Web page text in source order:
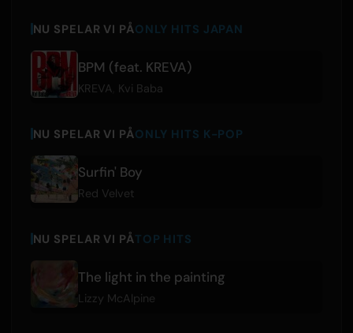
NU SPELAR VI PÅONLY HITS JAPAN
BPM (feat. KREVA)
KREVA Kvi Baba
NU SPELAR VI PÅONLY HITS K-POP
Surfin' Boy
Red Velvet
NU SPELAR VI PÅTOP HITS
The light in the painting
Lizzy McAlpine